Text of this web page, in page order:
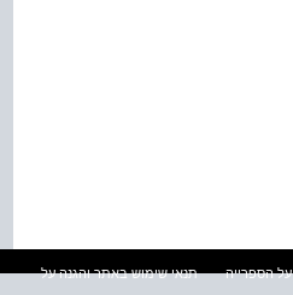
על הספרייה
תנאי שימוש באתר והגנה על